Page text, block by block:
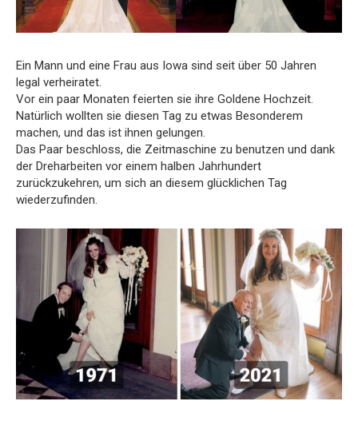
Ein Mann und eine Frau aus Iowa sind seit über 50 Jahren
legal verheiratet.
Vor ein paar Monaten feierten sie ihre Goldene Hochzeit.
Natürlich wollten sie diesen Tag zu etwas Besonderem
machen, und das ist ihnen gelungen.
Das Paar beschloss, die Zeitmaschine zu benutzen und dank
der Dreharbeiten vor einem halben Jahrhundert
zurückzukehren, um sich an diesem glücklichen Tag
wiederzufinden.